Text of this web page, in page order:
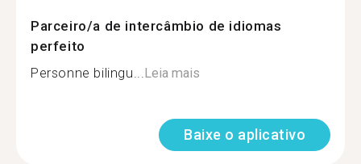
Parceiro/a de intercâmbio de idiomas
perfeito
Personne bilingu...Leia mais
Baixe o aplicativo